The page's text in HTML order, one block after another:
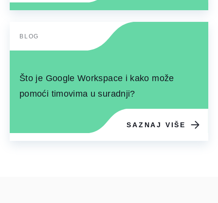
BLOG
Što je Google Workspace i kako može
pomoći timovima u suradnji?
SAZNAJ VIŠE